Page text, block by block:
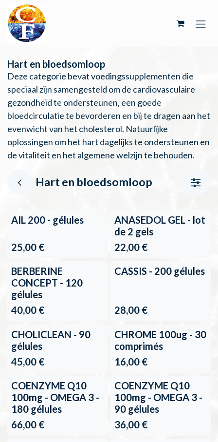
Overslaan naar inhoud
Hart en bloedsomloop
Deze categorie bevat voedingssupplementen die
speciaal zijn samengesteld om de cardiovasculaire
gezondheid te ondersteunen, een goede
bloedcirculatie te bevorderen en bij te dragen aan het
evenwicht van het cholesterol. Natuurlijke
oplossingen om het hart dagelijks te ondersteunen en
de vitaliteit en het algemene welzijn te behouden.
Hart en bloedsomloop
AIL 200 - gélules
25,00 €
ANASEDOL GEL - lot
de 2 gels
22,00€
BERBERINE
CONCEPT - 120
gélules
40,00 €
CASSIS - 200 gélules
28,00€
3+1 gratuit
CHOLICLEAN - 90
gélules
45,00 €
CHROME 100ug - 30
comprimés
16,00€
COENZYME Q10
100mg - OMEGA 3 -
180 gélules
66,00 €
COENZYME Q10
100mg - OMEGA 3 -
90 gélules
36,00€